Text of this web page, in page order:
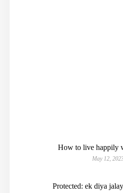
How to live happily
May 12,
Protected: ek diya